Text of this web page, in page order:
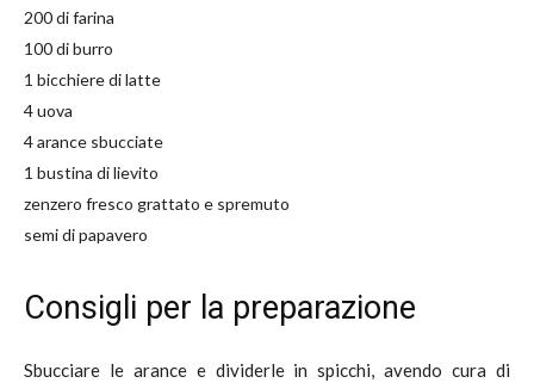
200 di farina
100 di burro
1 bicchiere di latte
4 uova
4 arance sbucciate
1 bustina di lievito
zenzero fresco grattato e spremuto
semi di papavero
Consigli per la preparazione
Sbucciare le arance e dividerle in spicchi, avendo cura di